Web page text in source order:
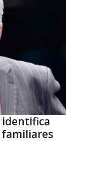
identifica
familiares